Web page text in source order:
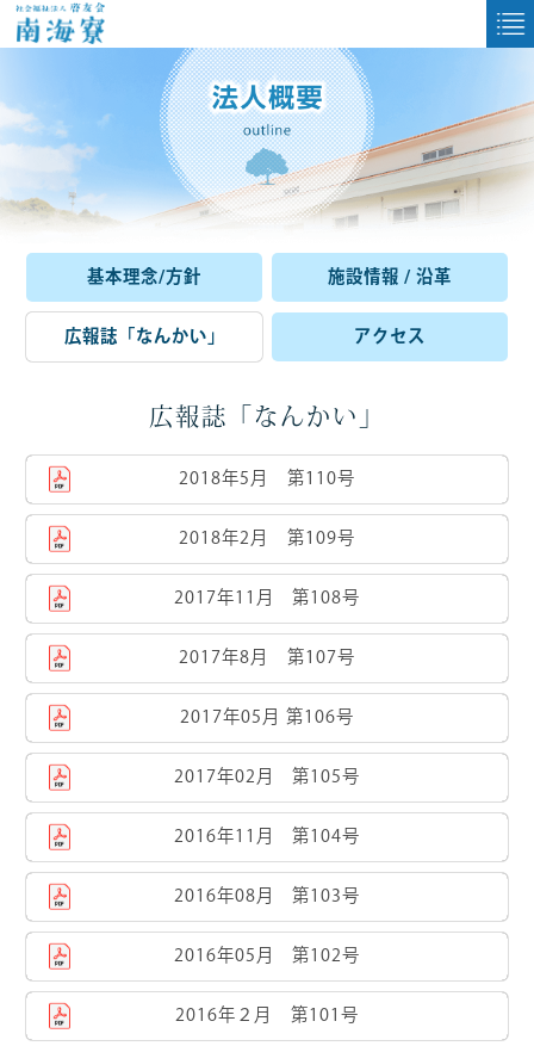
基本理念/方針 施設情報 / 沿革
広報誌「なんかい」 アクセス
広報誌「なんかい」
2018年5月 第110号
2018年2月 第109号
2017年11月 第108号
2017年8月 第107号
2017年05月 第106号
2017年02月 第105号
2016年11月 第104号
2016年08月 第103号
2016年05月 第102号
2016年２月 第101号